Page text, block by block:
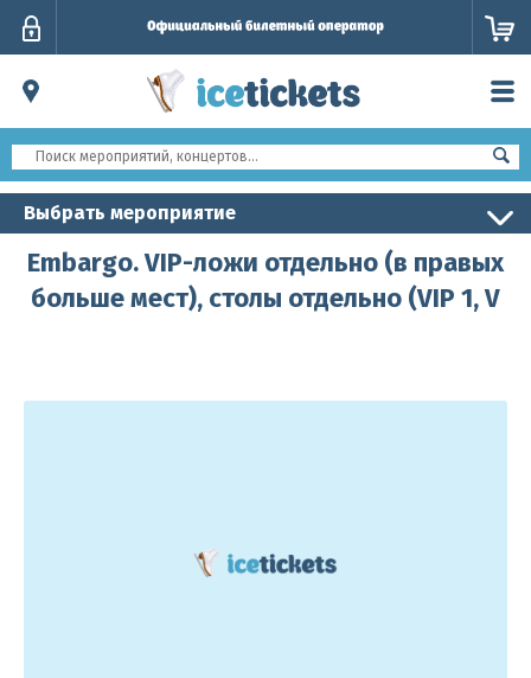
Выбрать мероприятие
Embargo. VIP-ложи отдельно (в правых
больше мест), столы отдельно (VIP 1, V